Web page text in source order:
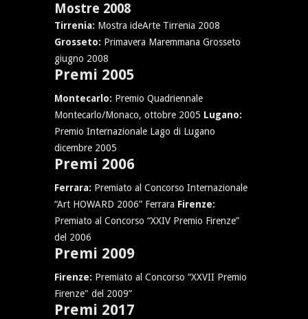
Mostre 2008
Tirrenia: Mostra ideArte Tirrenia 2008
Grosseto: Primavera Maremmana Grosseto
giugno 2008
Premi 2005
Montecarlo: Premio Quadriennale
Montecarlo/Monaco, ottobre 2005 Lugano:
Premio Internazionale Lago di Lugano
dicembre 2005
Premi 2006
Ferrara: Premiato al Concorso Internazionale
“Art HOWARD 2006” Ferrara Firenze:
Premiato al Concorso “XXIV Premio Firenze”
del 2006
Premi 2009
Firenze: Premiato al Concorso “XXVII Premio
Firenze" del 2009”
Premi 2017